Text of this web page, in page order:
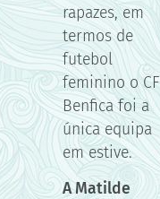
rapazes, em
termos de
futebol
feminino o CF
Benfica foi a
única equipa
em estive.
A Matilde